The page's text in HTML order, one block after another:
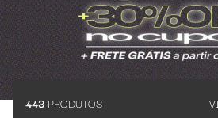
443 PRODUTOS